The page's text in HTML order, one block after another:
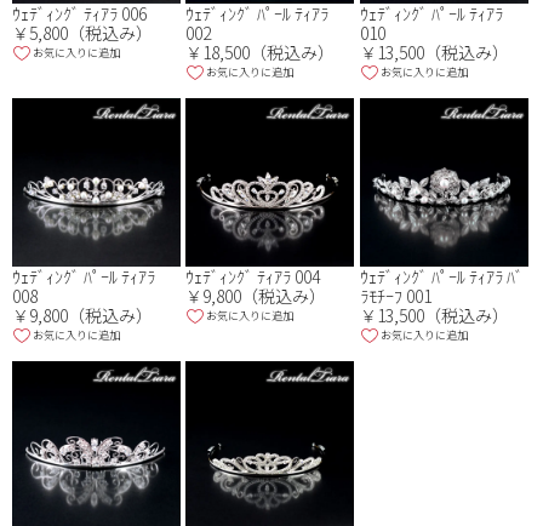
ｳｪﾃﾞｨﾝｸﾞ ﾃｨｱﾗ 006
￥5,800（税込み）
お気に入りに追加
ｳｪﾃﾞｨﾝｸﾞ ﾊﾟｰﾙ ﾃｨｱﾗ
002
￥18,500（税込み）
お気に入りに追加
ｳｪﾃﾞｨﾝｸﾞ ﾊﾟｰﾙ ﾃｨｱﾗ
010
￥13,500（税込み）
お気に入りに追加
ｳｪﾃﾞｨﾝｸﾞ ﾊﾟｰﾙ ﾃｨｱﾗ
008
￥9,800（税込み）
お気に入りに追加
ｳｪﾃﾞｨﾝｸﾞ ﾃｨｱﾗ 004
￥9,800（税込み）
お気に入りに追加
ｳｪﾃﾞｨﾝｸﾞ ﾊﾟｰﾙ ﾃｨｱﾗ ﾊﾞ
ﾗﾓﾁｰﾌ 001
￥13,500（税込み）
お気に入りに追加